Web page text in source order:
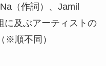
（作詞）、Jamil
に及ぶアーティストの
※順不同）